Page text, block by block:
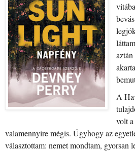
A
volt
valamennyire mégis. Úgyhogy az
választottam: nemet mondtam, gyorsan